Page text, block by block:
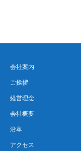
会社案内
ご挨拶
経営理念
会社概要
沿革
アクセス